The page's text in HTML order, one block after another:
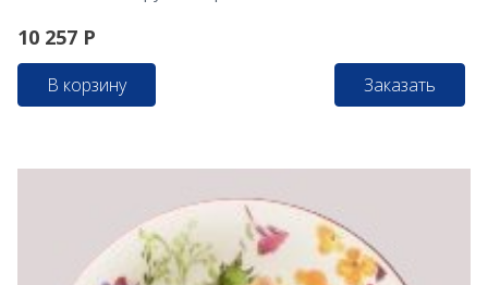
10 257 Р
В корзину Заказать